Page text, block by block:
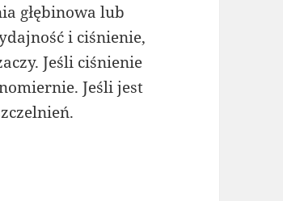
głębinowa lub
i ciśnienie,
Jeśli ciśnienie
Jeśli jest